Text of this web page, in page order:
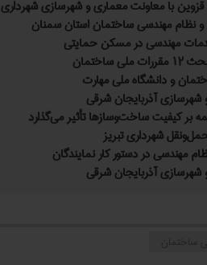
با معاونت معماری و شهرسازی شهرداری
نظام مهندسی ساختمان استان سمنان
و دانشگاه ملی مهارت
آذربایجان شرقی
بر کیفیت ساخت‌وسازها تأثیر می‌گذارد
شهرداری تبریز
در دستور کار نمایندگان
آذربایجان شرقی